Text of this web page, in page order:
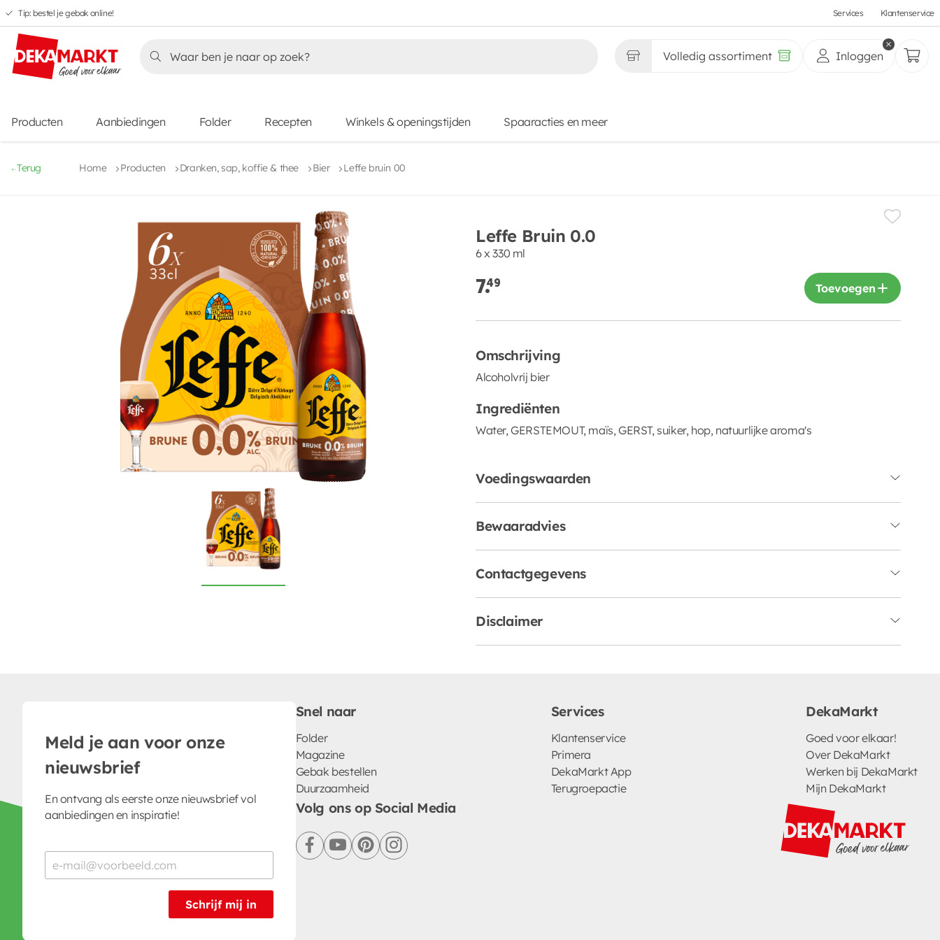
Overslaan
naar
hoofdnavigatie
Overslaan
naar
hoofdinhoud
Overslaan
naar
voettekstinhoud
Overslaan
naar
aanbiedingen
Tip: bestel je gebak online! Services Klantenservice
Volledig assortiment Inloggen
Producten Aanbiedingen Folder Recepten Winkels & openingstijden Spaaracties en meer
Terug Home Producten Dranken, sap, koffie & thee Bier Leffe bruin 00
Leffe Bruin 0.0
6 x 330 ml
7.49 Toevoegen
Omschrijving
Alcoholvrij bier
Ingrediënten
Water, GERSTEMOUT, maïs, GERST, suiker, hop, natuurlijke aroma's
Voedingswaarden
Bewaaradvies
Contactgegevens
Disclaimer
Meld je aan voor onze
nieuwsbrief
En ontvang als eerste onze nieuwsbrief vol
aanbiedingen en inspiratie!
Schrijf mij in
Snel naar
Folder
Magazine
Gebak bestellen
Duurzaamheid
Services
Klantenservice
Primera
DekaMarkt App
Terugroepactie
DekaMarkt
Goed voor elkaar!
Over DekaMarkt
Werken bij DekaMarkt
Mijn DekaMarkt
Volg ons op Social Media
facebookyoutubepinterestinstagram